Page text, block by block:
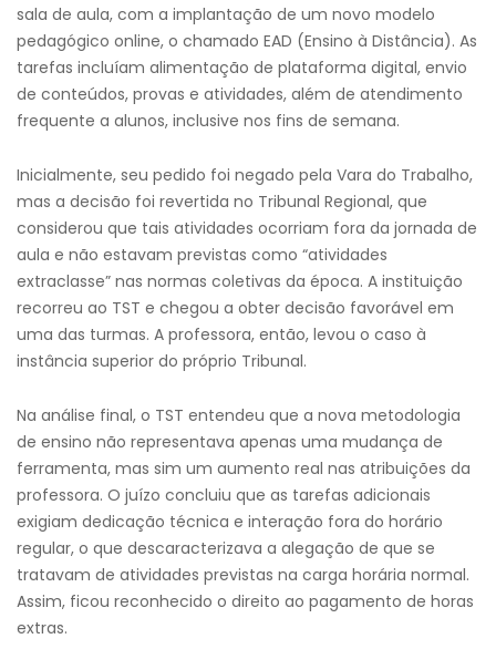
sala de aula, com a implantação de um novo modelo
pedagógico online, o chamado EAD (Ensino à Distância). As
tarefas incluíam alimentação de plataforma digital, envio
de conteúdos, provas e atividades, além de atendimento
frequente a alunos, inclusive nos fins de semana.
Inicialmente, seu pedido foi negado pela Vara do Trabalho,
mas a decisão foi revertida no Tribunal Regional, que
considerou que tais atividades ocorriam fora da jornada de
aula e não estavam previstas como “atividades
extraclasse” nas normas coletivas da época. A instituição
recorreu ao TST e chegou a obter decisão favorável em
uma das turmas. A professora, então, levou o caso à
instância superior do próprio Tribunal.
Na análise final, o TST entendeu que a nova metodologia
de ensino não representava apenas uma mudança de
ferramenta, mas sim um aumento real nas atribuições da
professora. O juízo concluiu que as tarefas adicionais
exigiam dedicação técnica e interação fora do horário
regular, o que descaracterizava a alegação de que se
tratavam de atividades previstas na carga horária normal.
Assim, ficou reconhecido o direito ao pagamento de horas
extras.